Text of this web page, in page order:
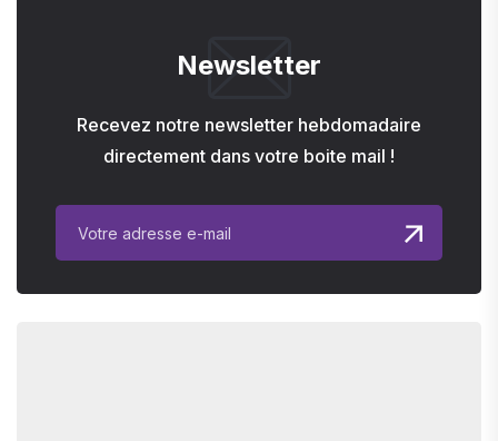
Newsletter
Recevez notre newsletter hebdomadaire
directement dans votre boite mail !